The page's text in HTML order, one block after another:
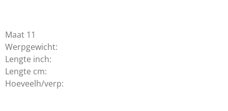
Maat 11
Werpgewicht:
Lengte inch:
Lengte cm:
Hoeveelh/verp: